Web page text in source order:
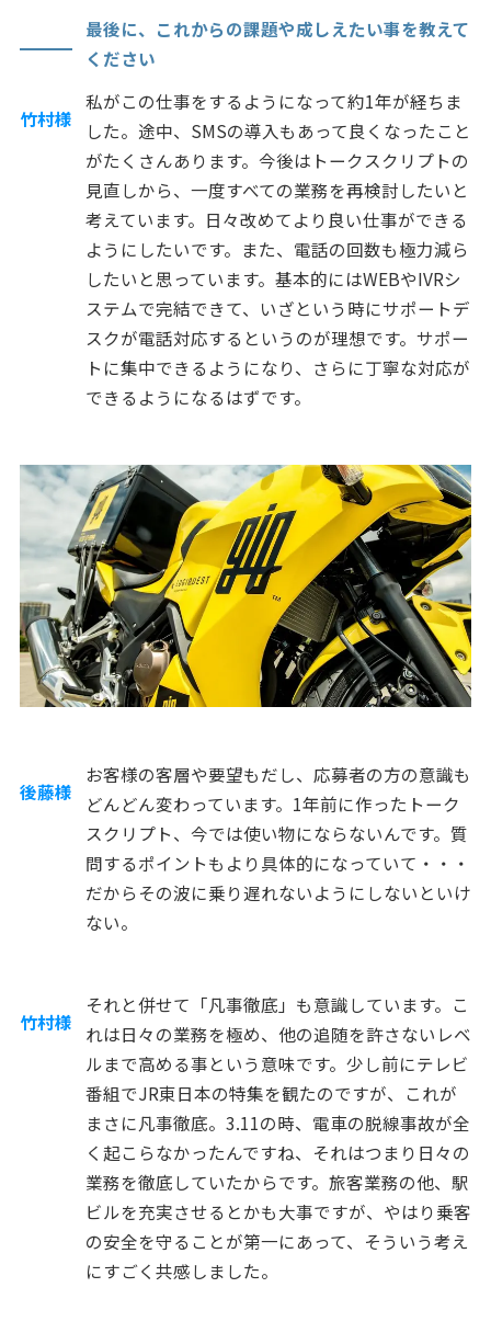
最後に、これからの課題や成しえたい事を教えて
ください
竹村様
私がこの仕事をするようになって約1年が経ちま
した。途中、SMSの導入もあって良くなったこと
がたくさんあります。今後はトークスクリプトの
見直しから、一度すべての業務を再検討したいと
考えています。日々改めてより良い仕事ができる
ようにしたいです。また、電話の回数も極力減ら
したいと思っています。基本的にはWEBやIVRシ
ステムで完結できて、いざという時にサポートデ
スクが電話対応するというのが理想です。サポー
トに集中できるようになり、さらに丁寧な対応が
できるようになるはずです。
後藤様
お客様の客層や要望もだし、応募者の方の意識も
どんどん変わっています。1年前に作ったトーク
スクリプト、今では使い物にならないんです。質
問するポイントもより具体的になっていて・・・
だからその波に乗り遅れないようにしないといけ
ない。
竹村様
それと併せて「凡事徹底」も意識しています。こ
れは日々の業務を極め、他の追随を許さないレベ
ルまで高める事という意味です。少し前にテレビ
番組でJR東日本の特集を観たのですが、これが
まさに凡事徹底。3.11の時、電車の脱線事故が全
く起こらなかったんですね、それはつまり日々の
業務を徹底していたからです。旅客業務の他、駅
ビルを充実させるとかも大事ですが、やはり乗客
の安全を守ることが第一にあって、そういう考え
にすごく共感しました。